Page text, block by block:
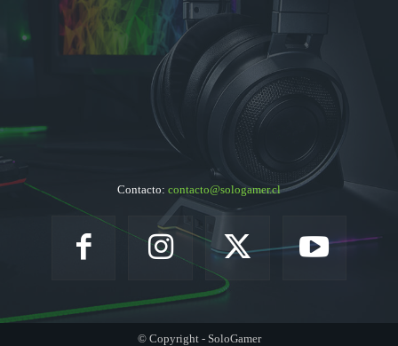
Contacto: contacto@sologamer.cl
© Copyright - SoloGamer